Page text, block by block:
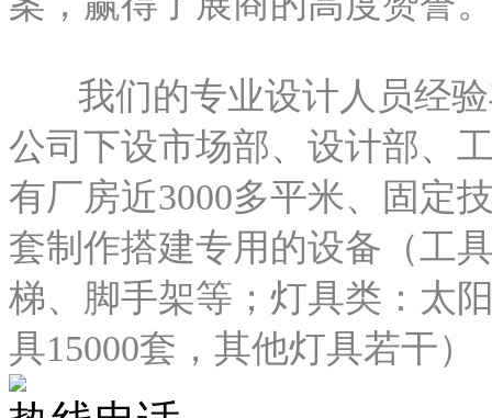
我们的专业设计人员经验
公司下设市场部、设计部、
有厂房近3000多平米、固定
套制作搭建专用的设备（工
梯、脚手架等；灯具类：太
具15000套，其他灯具若干）